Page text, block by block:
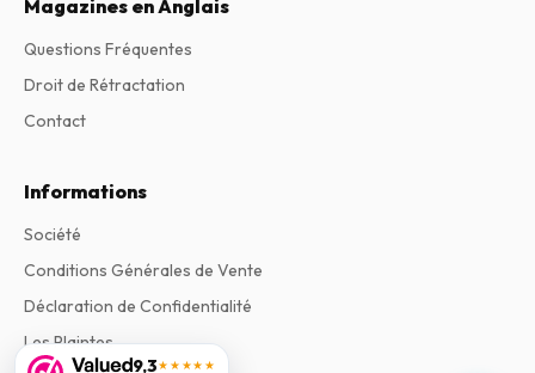
9,3★★★★★
Magazines en Anglais
Questions Fréquentes
Droit de Rétractation
Contact
Informations
Société
Conditions Générales de Vente
Déclaration de Confidentialité
Les Plaintes